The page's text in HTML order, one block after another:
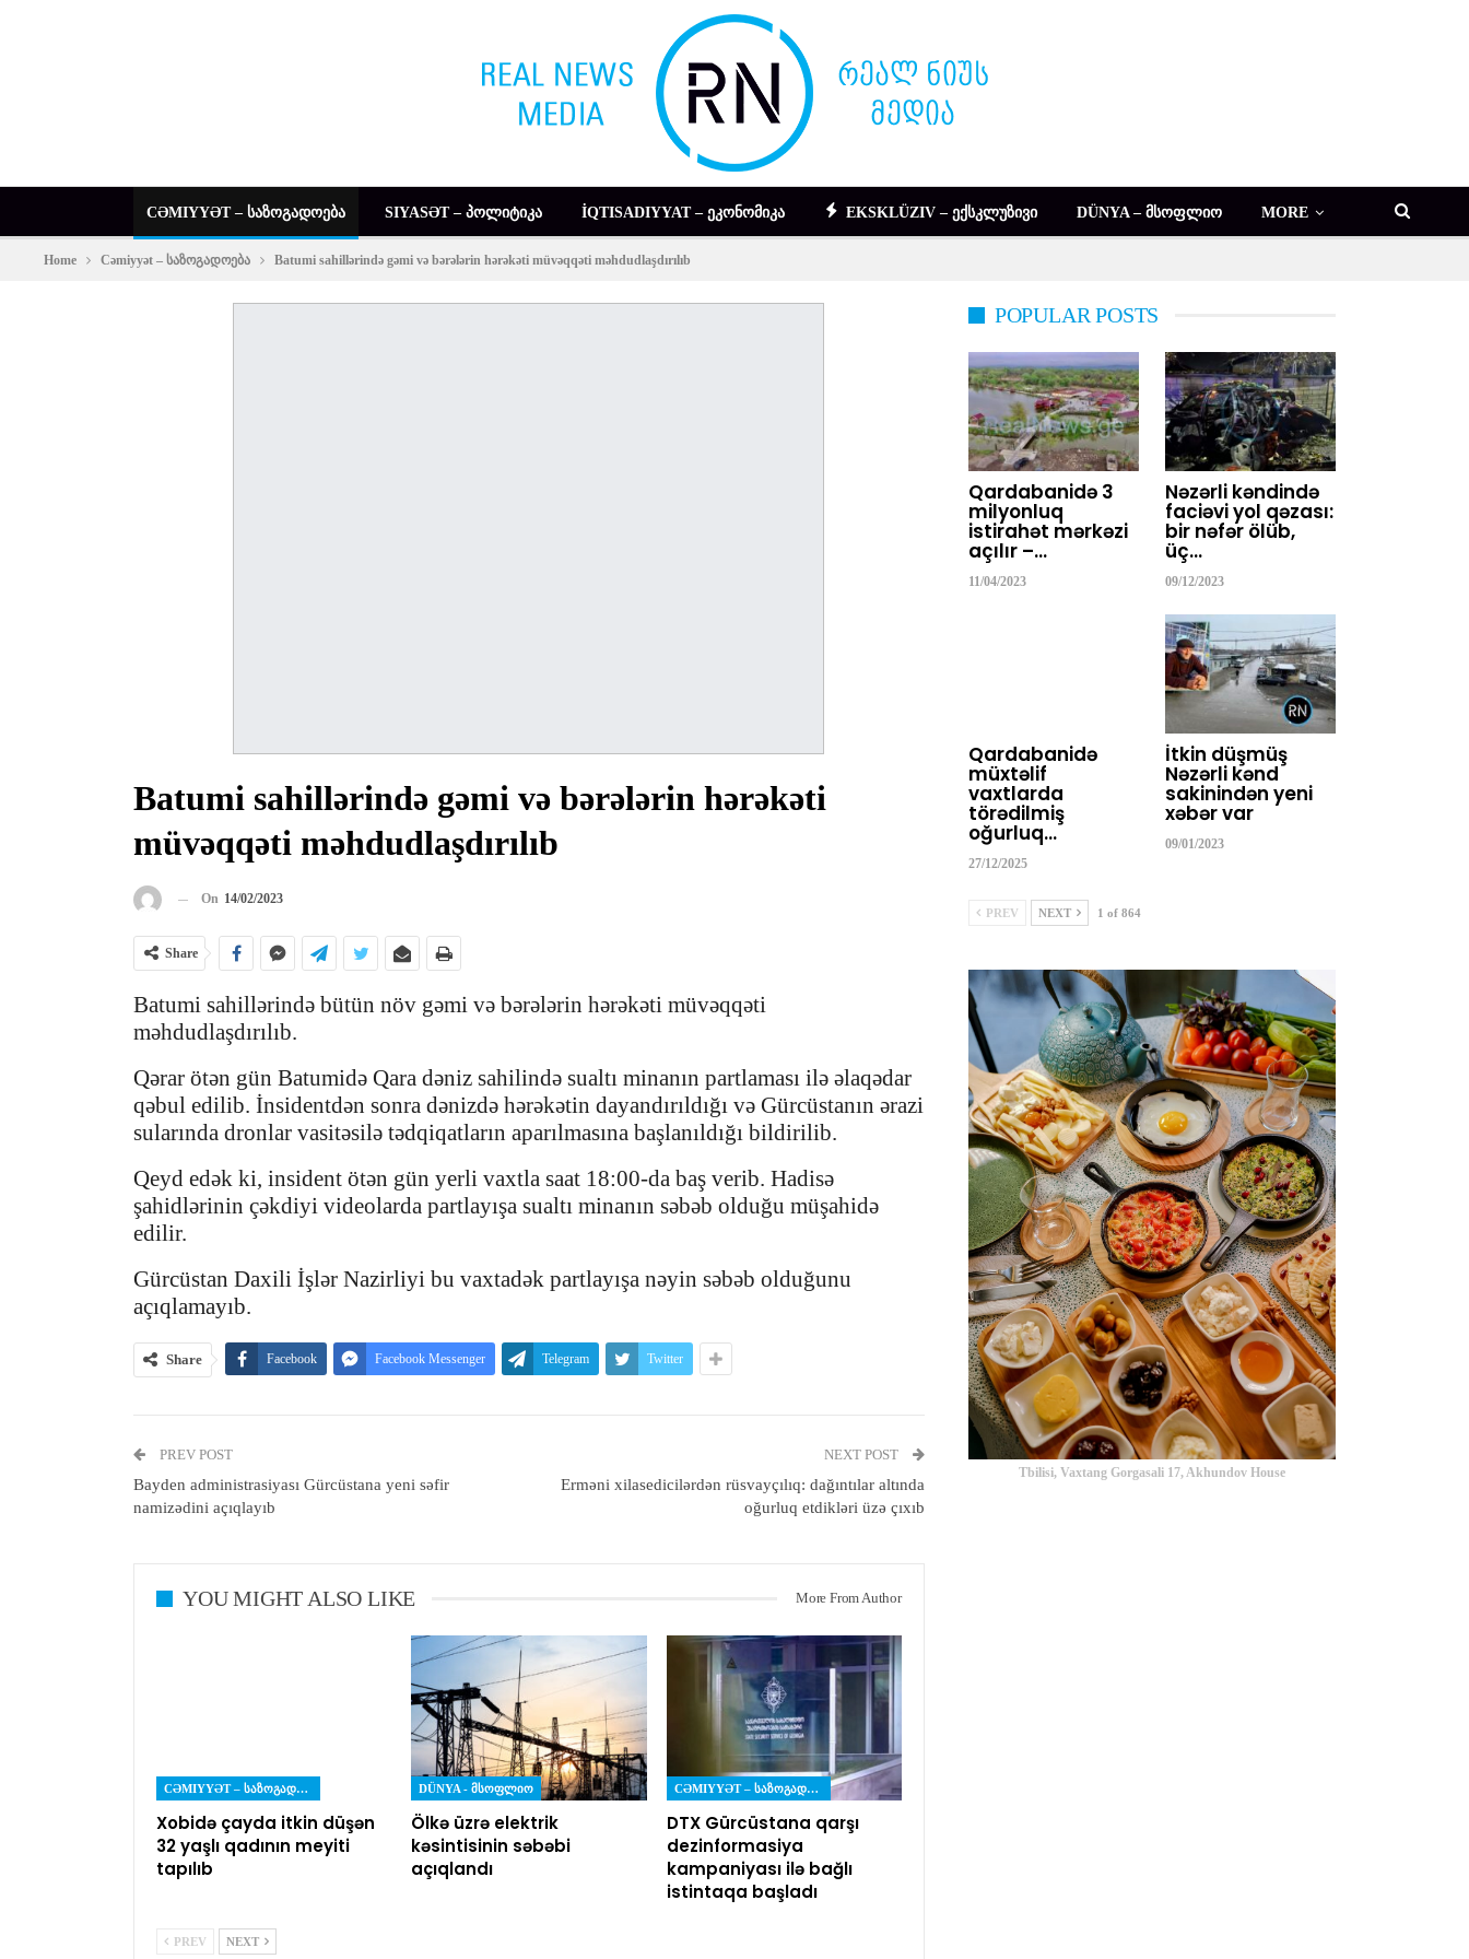
CƏMIYYƏT – ᲡᲐᲖᲝᲒᲐᲓᲝᲔᲑᲐ SIYASƏT – ᲞᲝᲚᲘᲢᲘᲙᲐ İQTISADIYYAT – ᲔᲙᲝᲜᲝᲛᲘᲙᲐ EKSKLÜZIV – ᲔᲥᲡᲙᲚᲣᲖᲘᲕᲘ DÜNYA – ᲛᲡᲝᲤᲚᲘᲝ MORE
Home Cəmiyyət – საზოგადოება Batumi sahillərində gəmi və bərələrin hərəkəti müvəqqəti məhdudlaşdırılıb
Batumi sahillərində gəmi və bərələrin hərəkəti
müvəqqəti məhdudlaşdırılıb
On 14/02/2023
Share
Batumi sahillərində bütün növ gəmi və bərələrin hərəkəti müvəqqəti
məhdudlaşdırılıb.
Qərar ötən gün Batumidə Qara dəniz sahilində sualtı minanın partlaması ilə əlaqədar
qəbul edilib. İnsidentdən sonra dənizdə hərəkətin dayandırıldığı və Gürcüstanın ərazi
sularında dronlar vasitəsilə tədqiqatların aparılmasına başlanıldığı bildirilib.
Qeyd edək ki, insident ötən gün yerli vaxtla saat 18:00-da baş verib. Hadisə
şahidlərinin çəkdiyi videolarda partlayışa sualtı minanın səbəb olduğu müşahidə
edilir.
Gürcüstan Daxili İşlər Nazirliyi bu vaxtadək partlayışa nəyin səbəb olduğunu
açıqlamayıb.
Share Facebook Facebook Messenger Telegram Twitter
PREV POST
Bayden administrasiyası Gürcüstana yeni səfir
namizədini açıqlayıb
NEXT POST
Erməni xilasedicilərdən rüsvayçılıq: dağıntılar altında
oğurluq etdikləri üzə çıxıb
YOU MIGHT ALSO LIKE More From Author
CƏMIYYƏT – ᲡᲐᲖᲝᲒᲐᲓᲝᲔᲑᲐ
Xobidə çayda itkin düşən
32 yaşlı qadının meyiti
tapılıb
DÜNYA - ᲛᲡᲝᲤᲚᲘᲝ
Ölkə üzrə elektrik
kəsintisinin səbəbi
açıqlandı
CƏMIYYƏT – ᲡᲐᲖᲝᲒᲐᲓᲝᲔᲑᲐ
DTX Gürcüstana qarşı
dezinformasiya
kampaniyası ilə bağlı
istintaqa başladı
PREV NEXT
POPULAR POSTS
Qardabanidə 3
milyonluq
istirahət mərkəzi
açılır –…
11/04/2023
Nəzərli kəndində
faciəvi yol qəzası:
bir nəfər ölüb,
üç…
09/12/2023
Qardabanidə
müxtəlif
vaxtlarda
törədilmiş
oğurluq…
27/12/2025
İtkin düşmüş
Nəzərli kənd
sakinindən yeni
xəbər var
09/01/2023
PREV NEXT 1 of 864
Tbilisi, Vaxtang Gorgasali 17, Akhundov House